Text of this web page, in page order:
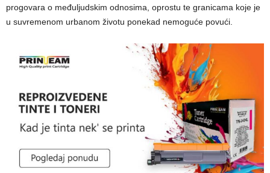
progovara o međuljudskim odnosima, oprostu te granicama koje je
u suvremenom urbanom životu ponekad nemoguće povući.